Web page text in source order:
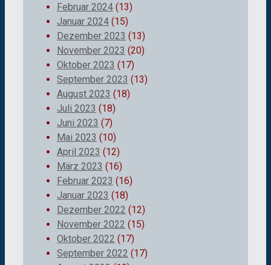
Februar 2024 (13)
Januar 2024 (15)
Dezember 2023 (13)
November 2023 (20)
Oktober 2023 (17)
September 2023 (13)
August 2023 (18)
Juli 2023 (18)
Juni 2023 (7)
Mai 2023 (10)
April 2023 (12)
März 2023 (16)
Februar 2023 (16)
Januar 2023 (18)
Dezember 2022 (12)
November 2022 (15)
Oktober 2022 (17)
September 2022 (17)